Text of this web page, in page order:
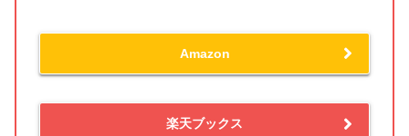
Amazon
楽天ブックス